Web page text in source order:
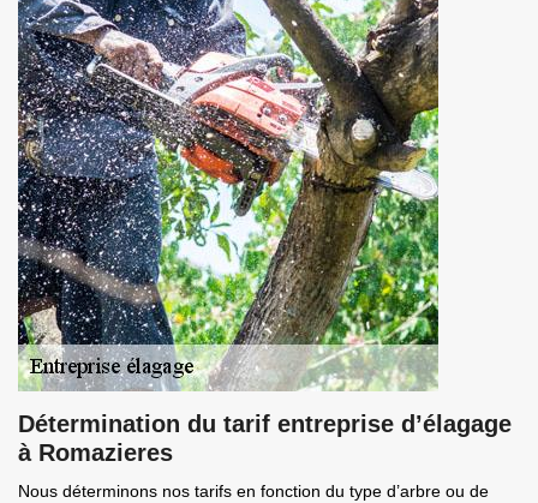
Détermination du tarif entreprise d’élagage
à Romazieres
Nous déterminons nos tarifs en fonction du type d’arbre ou de